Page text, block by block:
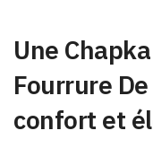
Une
Fourrure
confort et